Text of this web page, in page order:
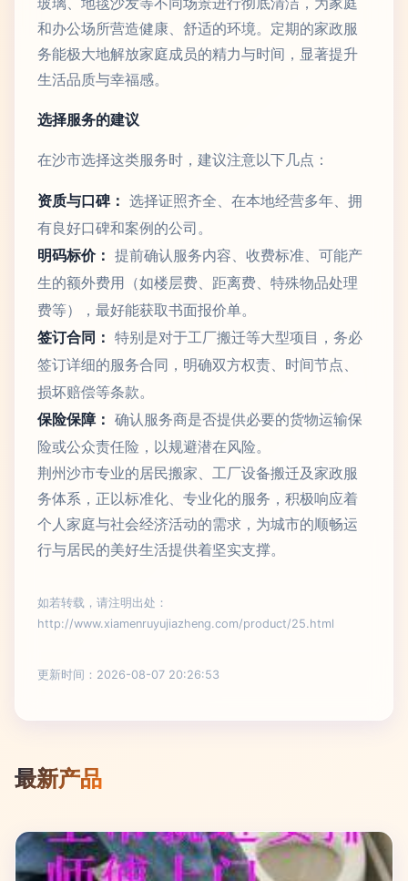
和办公场所营造健康、舒适的环境。定期的家政服
务能极大地解放家庭成员的精力与时间，显著提升
生活品质与幸福感。
选择服务的建议
在沙市选择这类服务时，建议注意以下几点：
资质与口碑： 选择证照齐全、在本地经营多年、拥
有良好口碑和案例的公司。
明码标价： 提前确认服务内容、收费标准、可能产
生的额外费用（如楼层费、距离费、特殊物品处理
费等），最好能获取书面报价单。
签订合同： 特别是对于工厂搬迁等大型项目，务必
签订详细的服务合同，明确双方权责、时间节点、
损坏赔偿等条款。
保险保障： 确认服务商是否提供必要的货物运输保
险或公众责任险，以规避潜在风险。
荆州沙市专业的居民搬家、工厂设备搬迁及家政服
务体系，正以标准化、专业化的服务，积极响应着
个人家庭与社会经济活动的需求，为城市的顺畅运
行与居民的美好生活提供着坚实支撑。
如若转载，请注明出处：
http://www.xiamenruyujiazheng.com/product/25.html
更新时间：2026-08-07 20:26:53
最新产品